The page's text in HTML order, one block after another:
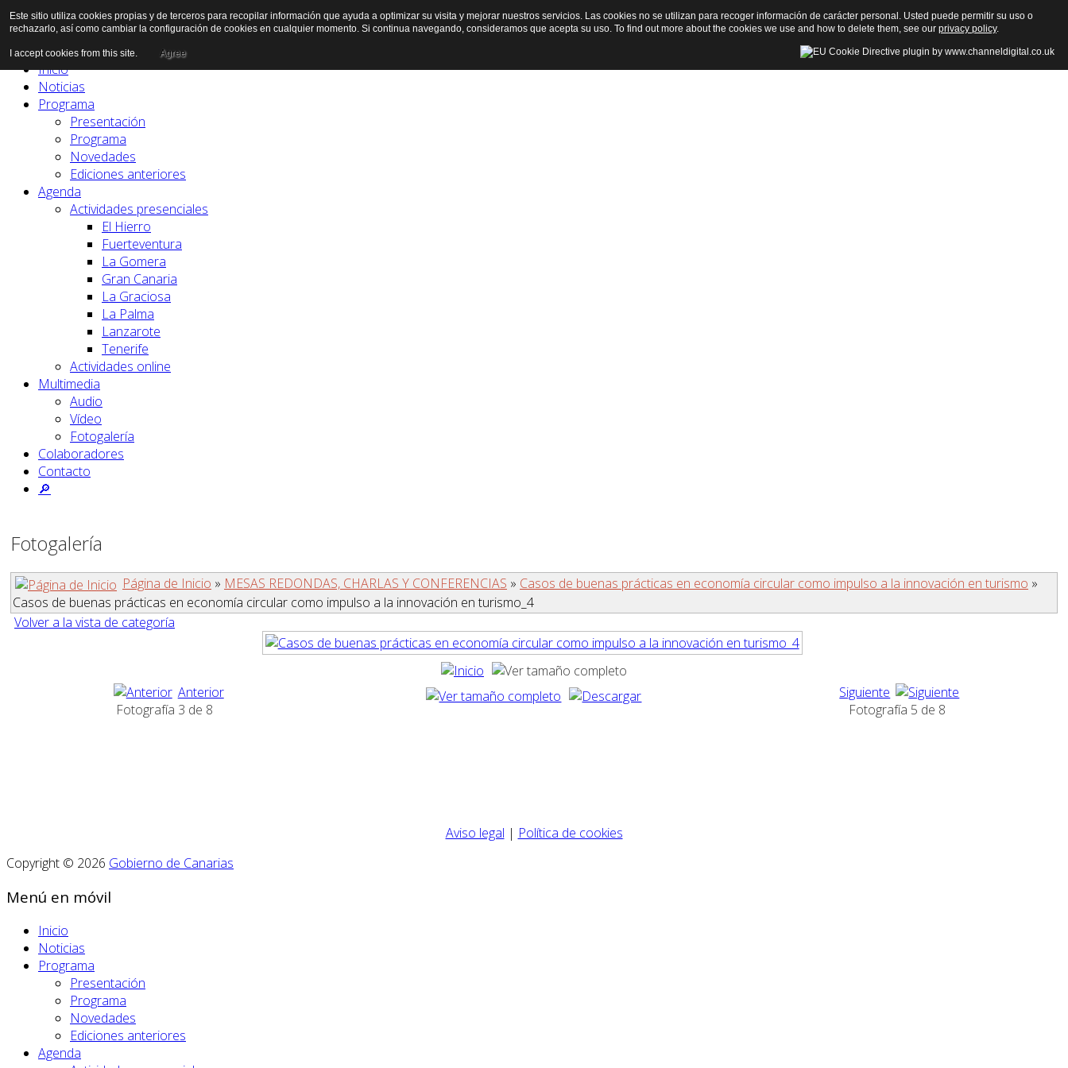
Inicio
Noticias
Programa
Presentación
Programa
Novedades
Ediciones anteriores
Agenda
Actividades presenciales
El Hierro
Fuerteventura
La Gomera
Gran Canaria
La Graciosa
La Palma
Lanzarote
Tenerife
Actividades online
Multimedia
Audio
Vídeo
Fotogalería
Colaboradores
Contacto
🔎
Fotogalería
Página de Inicio » MESAS REDONDAS, CHARLAS Y CONFERENCIAS » Casos de buenas prácticas en economía circular como impulso a la innovación en turismo »
Casos de buenas prácticas en economía circular como impulso a la innovación en turismo_4
Volver a la vista de categoría
Anterior
Fotografía 3 de 8
Siguiente
Fotografía 5 de 8
Aviso legal | Política de cookies
Copyright © 2026 Gobierno de Canarias
Menú en móvil
Inicio
Noticias
Programa
Presentación
Programa
Novedades
Ediciones anteriores
Agenda
Este sitio utiliza cookies propias y de terceros para recopilar información que ayuda a optimizar su visita y mejorar nuestros servicios. Las cookies no se utilizan para recoger información de carácter personal. Usted puede permitir su uso o
rechazarlo, así como cambiar la configuración de cookies en cualquier momento. Si continua navegando, consideramos que acepta su uso. To find out more about the cookies we use and how to delete them, see our privacy policy.
I accept cookies from this site. Agree